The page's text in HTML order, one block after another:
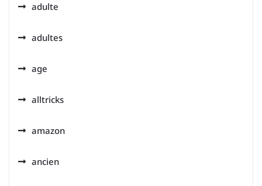
adulte
adultes
age
alltricks
amazon
ancien